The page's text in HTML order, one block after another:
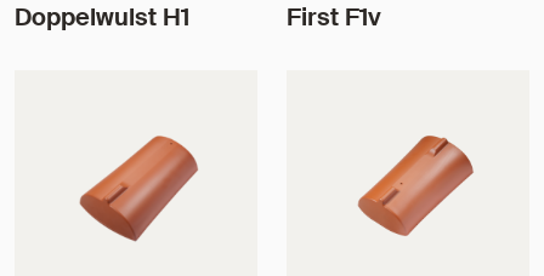
Doppelwulst H1 First F1v